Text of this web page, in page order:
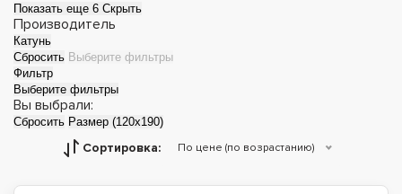
Показать еще 6 Скрыть
Производитель
Катунь
Сбросить Выберите фильтры
Фильтр
Выберите фильтры
Вы выбрали:
Сбросить Размер (120x190)
Сортировка: По цене (по возрастанию)